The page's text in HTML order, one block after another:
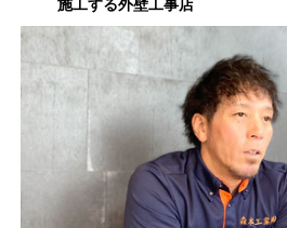
施工する外壁工事店